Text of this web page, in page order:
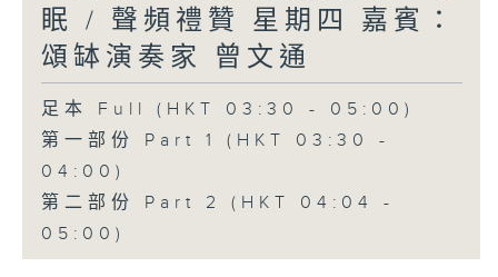
眠 / 聲頻禮贊 星期四 嘉賓：
頌缽演奏家 曾文通
足本 Full (HKT 03:30 - 05:00)
第一部份 Part 1 (HKT 03:30 -
04:00)
第二部份 Part 2 (HKT 04:04 -
05:00)